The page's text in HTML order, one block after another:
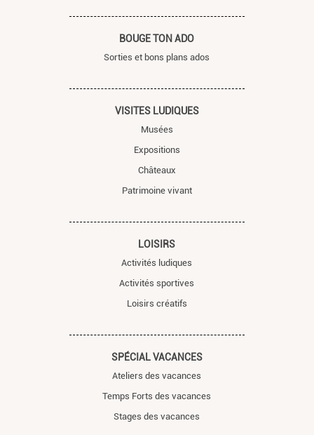
BOUGE TON ADO
Sorties et bons plans ados
VISITES LUDIQUES
Musées
Expositions
Châteaux
Patrimoine vivant
LOISIRS
Activités ludiques
Activités sportives
Loisirs créatifs
SPÉCIAL VACANCES
Ateliers des vacances
Temps Forts des vacances
Stages des vacances